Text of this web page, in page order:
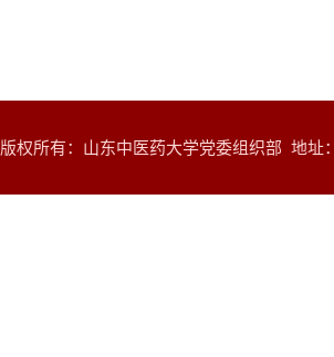
版权所有：山东中医药大学党委组织部 地址